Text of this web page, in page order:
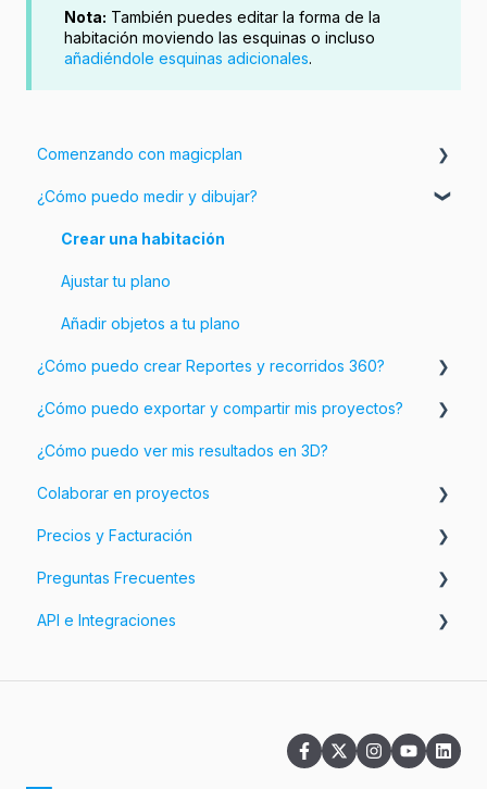
Nota: También puedes editar la forma de la
habitación moviendo las esquinas o incluso
añadiéndole esquinas adicionales.
Comenzando con magicplan
Introducción a magicplan
Comenzando
¿Cómo puedo medir y dibujar?
Crear una habitación
Ajustar tu plano
Añadir objetos a tu plano
¿Cómo puedo crear Reportes y recorridos 360?
Añadir información e imágenes a tu plano
Personalizar tus Reportes
¿Cómo puedo exportar y compartir mis proyectos?
Exporta tus proyectos
Personalizar las exportaciones
Comparte tus proyectos
¿Cómo puedo ver mis resultados en 3D?
Colaborar en proyectos
Espacios de trabajo y Equipos
Precios y Facturación
Facturación
Precios
Preguntas Frecuentes
Preguntas relacionadas con tu cuenta
Preguntas relacionadas con las suscripciones
API e Integraciones